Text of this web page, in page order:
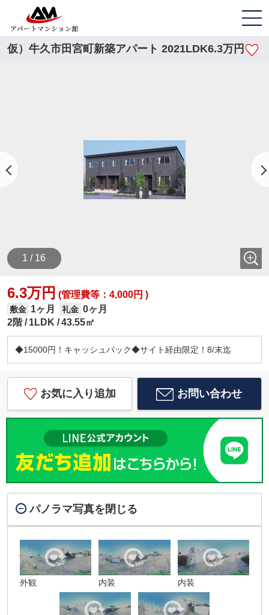
仮）牛久市田宮町新築アパート 2021LDK6.3万円
1 / 16
6.3万円 (管理費等：4,000円 )
敷金 1ヶ月 礼金 0ヶ月
2階
1LDK 43.55㎡
◆15000円！キャッシュバック◆サイト経由限定！8/末迄
お気に入り追加 お問い合わせ
パノラマ写真を閉じる
外観 内装 内装